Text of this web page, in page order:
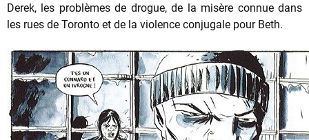
Derek, les problèmes de drogue, de la misère connue dans
les rues de Toronto et de la violence conjugale pour Beth.